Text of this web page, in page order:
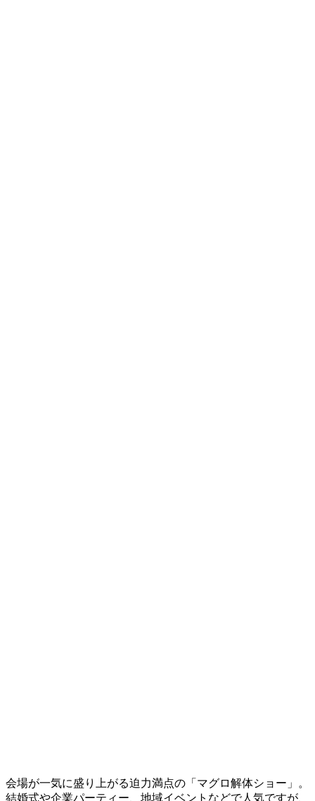
会場が一気に盛り上がる迫力満点の「マグロ解体ショー」。
結婚式や企業パーティー、地域イベントなどで人気ですが、